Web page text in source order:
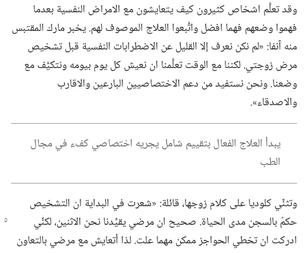
وقد تعلَّم اشخاص كثيرون كيف يتعايشون مع الامراض النفسية بعدما
فهموا وضعهم فهما افضل واتَّبعوا العلاج الموصوف لهم.‏ يخبر مارك المقتبس
منه آنفا:‏ «لم نكن نعرف إلا القليل عن الاضطرابات النفسية قبل تشخيص
مرض زوجتي.‏ لكننا مع الوقت تعلَّمنا ان نعيش كل يوم بيومه ونتكيَّف مع
وضعنا.‏ ونحن نستفيد من دعم الاختصاصيين البارعين والاقارب
والاصدقاء».‏
يبدأ العلاج الفعال بتقييم شامل يجريه اختصاصي كفء في مجال
الطب
وتثنِّي كلوديا على كلام زوجها،‏ قائلة:‏ «شعرت في البداية ان التشخيص
حكمٌ بالسجن مدى الحياة.‏ صحيح ان مرضي يقيِّدنا نحن الاثنين،‏ لكنِّي
ادركت ان تخطي الحواجز ممكن مهما علت.‏ لذا أتعايش مع مرضي بالتعاون